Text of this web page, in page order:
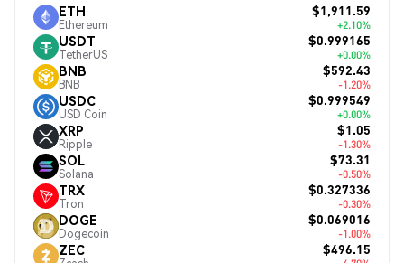
ETH
Ethereum
$1,911.59
+2.10%
USDT
TetherUS
$0.999165
+0.00%
BNB
BNB
$592.43
-1.20%
USDC
USD Coin
$0.999549
+0.00%
XRP
Ripple
$1.05
-1.30%
SOL
Solana
$73.31
-0.50%
TRX
Tron
$0.327336
-0.30%
DOGE
Dogecoin
$0.069016
-1.00%
ZEC $496.15